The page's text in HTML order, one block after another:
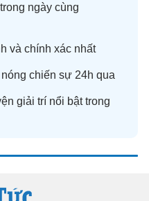
ngày cùng
và chính xác nhất
nóng chiến sự 24h qua
giải trí nổi bật trong